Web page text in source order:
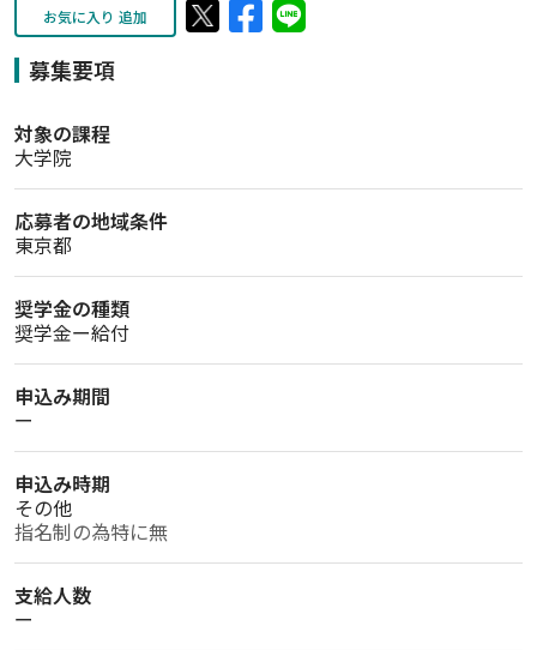
お気に入り 追加
募集要項
対象の課程
大学院
応募者の地域条件
東京都
奨学金の種類
奨学金ー給付
申込み期間
ー
申込み時期
その他
指名制の為特に無
支給人数
ー